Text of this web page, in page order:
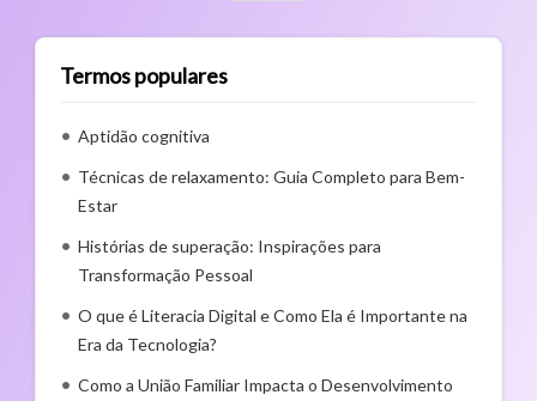
Termos populares
Aptidão cognitiva
Técnicas de relaxamento: Guia Completo para Bem-
Estar
Histórias de superação: Inspirações para
Transformação Pessoal
O que é Literacia Digital e Como Ela é Importante na
Era da Tecnologia?
Como a União Familiar Impacta o Desenvolvimento